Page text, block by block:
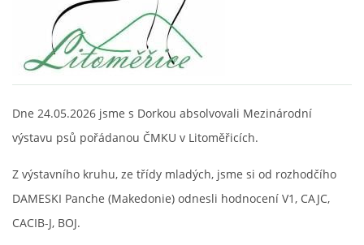
VÝSTAVNÍ ÚSPĚCHY NAŠÍ CHS
KONTAKT
Dne 24.05.2026 jsme s Dorkou absolvovali Mezinárodní
výstavu psů pořádanou ČMKU v Litoměřicích.
Z výstavního kruhu, ze třídy mladých, jsme si od rozhodčího
DAMESKI Panche (Makedonie) odnesli hodnocení V1, CAJC,
CACIB-J, BOJ.